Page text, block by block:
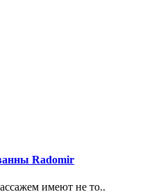
Radomir
имеют не то..